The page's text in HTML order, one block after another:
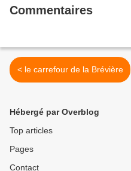
Commentaires
< le carrefour de la Brévière
Hébergé par Overblog
Top articles
Pages
Contact